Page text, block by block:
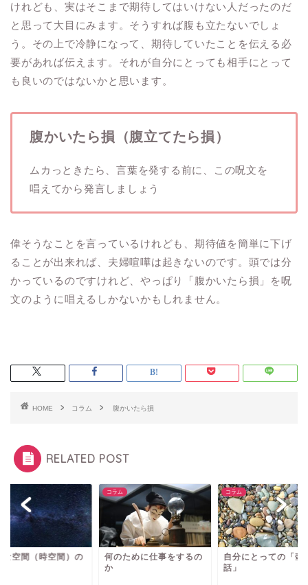
けれども、実はそこまで期待してはいけない人だったのだ
と思って大目にみます。そうすれば腹も立たないでしょ
う。その上で冷静になって、期待していたことを伝える必
要があれば伝えます。それが自分にとっても相手にとって
も良いのではないかと思います。
腹かいたら損（腹立てたら損）
ムカっときたら、言葉を発する前に、この呪文を
唱えてから発言しましょう
偉そうなことを言っているけれども、期待値を簡単に下げ
ることが出来れば、夫婦喧嘩は起きないのです。頭では分
かっているのですけれど、やっぱり「腹かいたら損」を呪
文のように唱えるしかないかもしれません。
HOME コラム 腹かいたら損
RELATED POST
な空間（時空間）の
コラム
何のために仕事をするの
か
コラム
自分にとっての「壺
話」